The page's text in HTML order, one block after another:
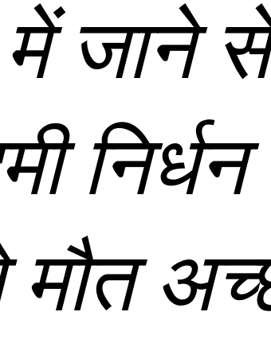
जाने